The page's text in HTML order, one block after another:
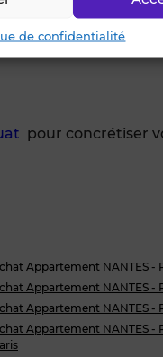
de confidentialité
immobilier
De la
la création de la
pour concrétiser
Appartement NANTES -
Appartement NANTES -
Appartement NANTES -
Appartement NANTES -